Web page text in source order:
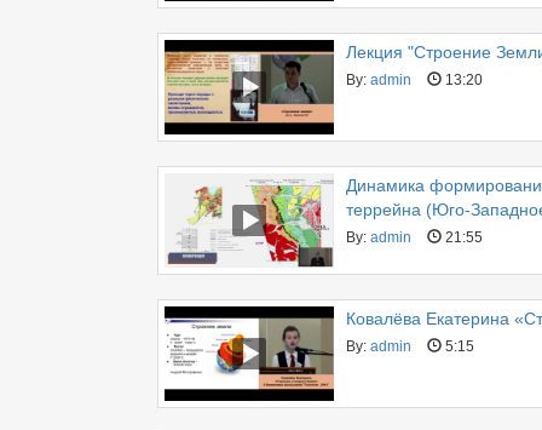
Лекция "Строение
By: admin 13:20
Динамика
террейна (Юго-
By: admin 21:55
Ковалёва Екатерина
By: admin 5:15